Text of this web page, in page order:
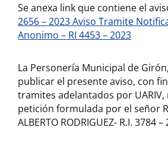
Se anexa link que contiene el
2656 – 2023 Aviso Tramite
Anonimo – RI 4453 – 2023
La Personería Municipal de
publicar el presente aviso, con
tramites adelantados por
petición formulada por el señor
ALBERTO RODRIGUEZ- R.I. 3784 –